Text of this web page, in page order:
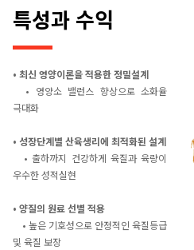
특성과 수익
• 최신 영양이론을 적용한 정밀설계
• 영양소 밸런스 향상으로 소화율
극대화
• 성장단계별 산육생리에 최적화된 설계
• 출하까지 건강하게 육질과 육량이
우수한 성적실현
• 양질의 원료 선별 적용
• 높은 기호성으로 안정적인 육질등급
및 육질 보장